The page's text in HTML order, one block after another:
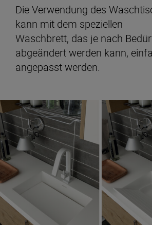
Die Verwendung des
kann mit dem speziellen
Waschbrett, das je nach
abgeändert werden kann,
angepasst werden.